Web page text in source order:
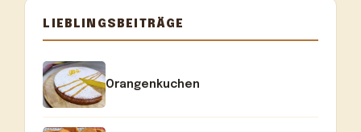
LIEBLINGSBEITRÄGE
Orangenkuchen